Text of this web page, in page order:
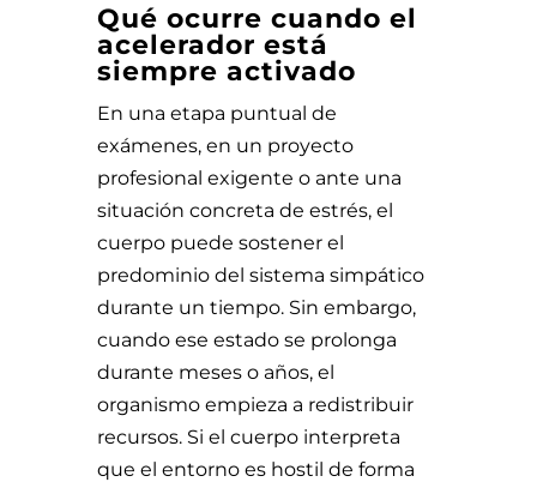
Qué ocurre cuando el
acelerador está
siempre activado
En una etapa puntual de
exámenes, en un proyecto
profesional exigente o ante una
situación concreta de estrés, el
cuerpo puede sostener el
predominio del sistema simpático
durante un tiempo. Sin embargo,
cuando ese estado se prolonga
durante meses o años, el
organismo empieza a redistribuir
recursos. Si el cuerpo interpreta
que el entorno es hostil de forma